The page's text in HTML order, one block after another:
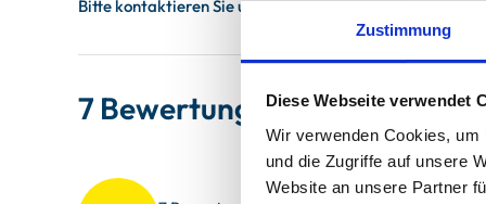
Zustimmung
Diese Webseite verwendet
Wir verwenden Cookies,
und die Zugriffe auf unsere
Website an unsere Partner
7 Bewertungen
Sauberkeit